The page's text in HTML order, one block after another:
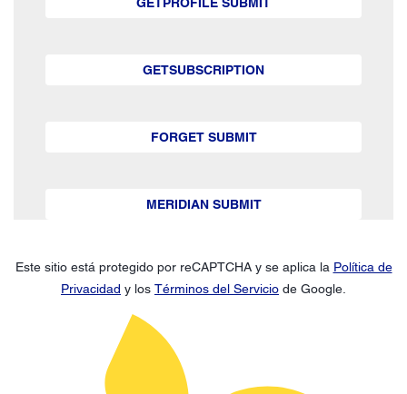
GETSUBSCRIPTION
FORGET SUBMIT
MERIDIAN SUBMIT
Este sitio está protegido por reCAPTCHA y se aplica la Política de
Privacidad y los Términos del Servicio de Google.